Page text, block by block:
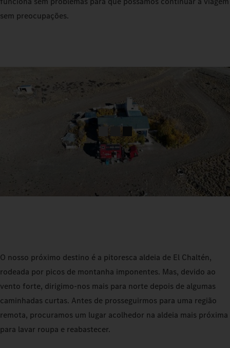
sem preocupações.
O nosso próximo destino é a pitoresca aldeia de El Chaltén,
rodeada por picos de montanha imponentes. Mas, devido ao
vento forte, dirigimo-nos mais para norte depois de algumas
caminhadas curtas. Antes de prosseguirmos para uma região
remota, procuramos um lugar acolhedor na aldeia mais próxima
para lavar roupa e reabastecer.